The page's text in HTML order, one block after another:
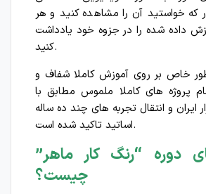
که خواستید آن را مشاهده کنید و هر
داده شده را در جزوه خود یادداشت
کنید.
خاص بر روی آموزش کاملا شفاف و
پروژه های کاملا ملموس مطابق با
ایران و انتقال تجربه های چند ده ساله
اساتید تاکید شده است.
دوره “رنگ کار ماهر”
چیست؟